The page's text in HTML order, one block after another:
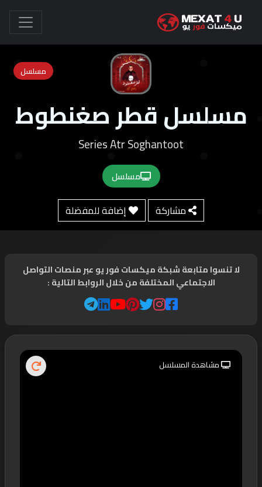
مسلسل قطر صغنطوط
Series Atr Soghantoot
مسلسل
مسلسل
مشاركة إضافة للمفضلة
لا تنسوا متابعة شبكة ميكسات فور يو عبر منصات التواصل
الاجتماعي المختلفة من خلال الروابط التالية :
مشاهدة المسلسل